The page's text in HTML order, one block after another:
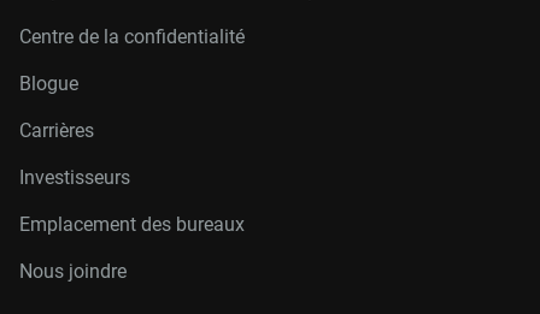
Centre de la confidentialité
Blogue
Carrières
Investisseurs
Emplacement des bureaux
Nous joindre